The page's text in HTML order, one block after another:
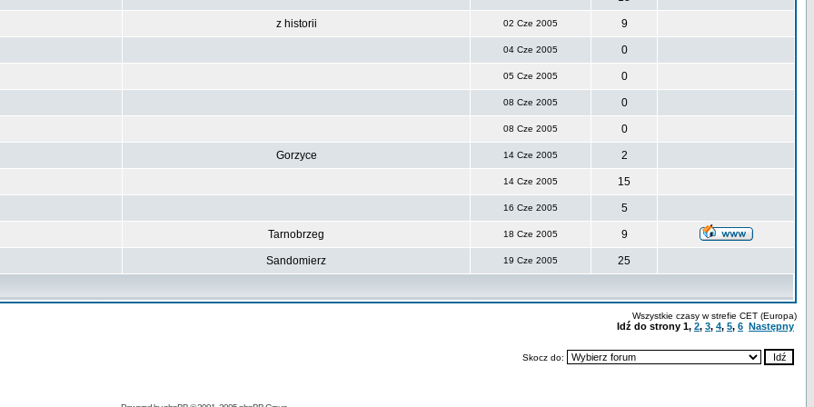
z historii 02 Cze 2005 9
04 Cze 2005 0
05 Cze 2005 0
08 Cze 2005 0
08 Cze 2005 0
Gorzyce 14 Cze 2005 2
14 Cze 2005 15
16 Cze 2005 5
Tarnobrzeg 18 Cze 2005 9
Sandomierz 19 Cze 2005 25
Wszystkie czasy w strefie CET (Europa)
Idź do strony 1, 2, 3, 4, 5, 6 Następny
Skocz do: